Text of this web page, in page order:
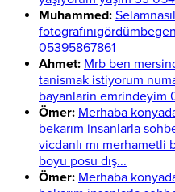
Muhammed:
05395867861
Ahmet: Mrb ben
tanismak istiyorum
bayanlarin emrindeyim
Ömer: Merhaba
bekarım insanlarla
vicdanlı mı merhametli
boyu posu dış...
Ömer: Merhaba